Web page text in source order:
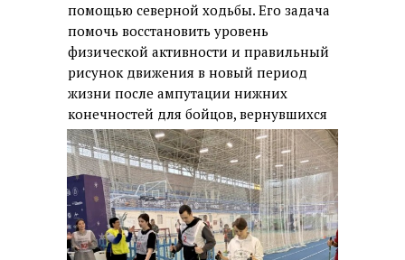
помощью северной ходьбы. Его задача
помочь восстановить уровень
физической активности и правильный
рисунок движения в новый период
жизни после ампутации нижних
конечностей для бойцов, вернувшихся
из СВО.